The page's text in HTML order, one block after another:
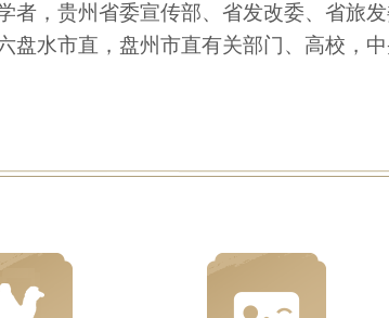
者，贵州省委宣传部、省发改委、省旅
盘水市直，盘州市直有关部门、高校，